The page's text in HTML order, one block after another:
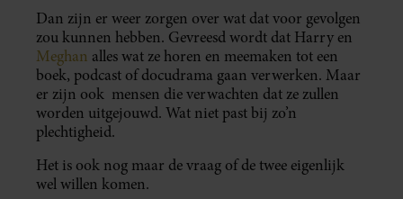
Dan zijn er weer zorgen over wat dat voor gevolgen
zou kunnen hebben. Gevreesd wordt dat Harry en
Meghan alles wat ze horen en meemaken tot een
boek, podcast of docudrama gaan verwerken. Maar
er zijn ook mensen die verwachten dat ze zullen
worden uitgejouwd. Wat niet past bij zo’n
plechtigheid.
Het is ook nog maar de vraag of de twee eigenlijk
wel willen komen.